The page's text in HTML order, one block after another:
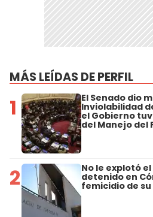
MÁS LEÍDAS DE PERFIL
1 El Senado dio
Inviolabilidad
el Gobierno
del Manejo del
2 No le explotó
detenido en
femicidio de